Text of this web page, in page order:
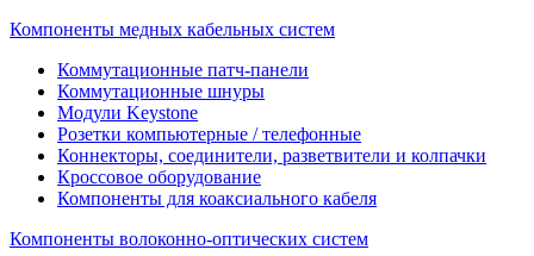
Компоненты медных кабельных систем
Коммутационные патч-панели
Коммутационные шнуры
Модули Keystone
Розетки компьютерные / телефонные
Коннекторы, соединители, разветвители и колпачки
Кроссовое оборудование
Компоненты для коаксиального кабеля
Компоненты волоконно-оптических систем